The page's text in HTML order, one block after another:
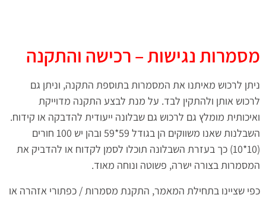
מסמרות נגישות – רכישה והתקנה
ניתן לרכוש מאיתנו את המסמרות בתוספת התקנה, וניתן גם
לרכוש אותן ולהתקין לבד. על מנת לבצע התקנה מדוייקת
ואיכותית מומלץ גם לרכוש גם שבלונה ייעודית להדבקה או קידוח.
השבלנות שאנו משווקים הן בגודל 59*59 ובהן יש 100 חורים
(10*10) כך בעזרת השבלונה תוכלו לסמן לקדוח או להדביק את
המסמרות בצורה ישרה, פשוטה ונוחה מאוד.
כפי שציינו בתחילת המאמר, התקנת מסמרות / כפתורי אזהרה או